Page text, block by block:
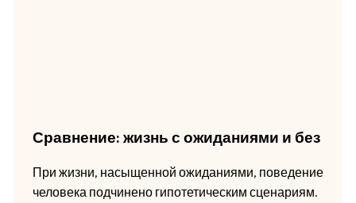
Сравнение: жизнь с ожиданиями и без
При жизни, насыщенной ожиданиями, поведение
человека подчинено гипотетическим сценариям.